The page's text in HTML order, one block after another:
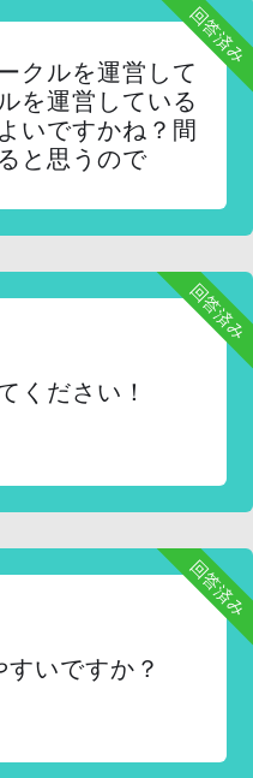
回答済み
クルを運営して
を運営している
いですかね？間
と思うので
回答済み
ください！
回答済み
いですか？